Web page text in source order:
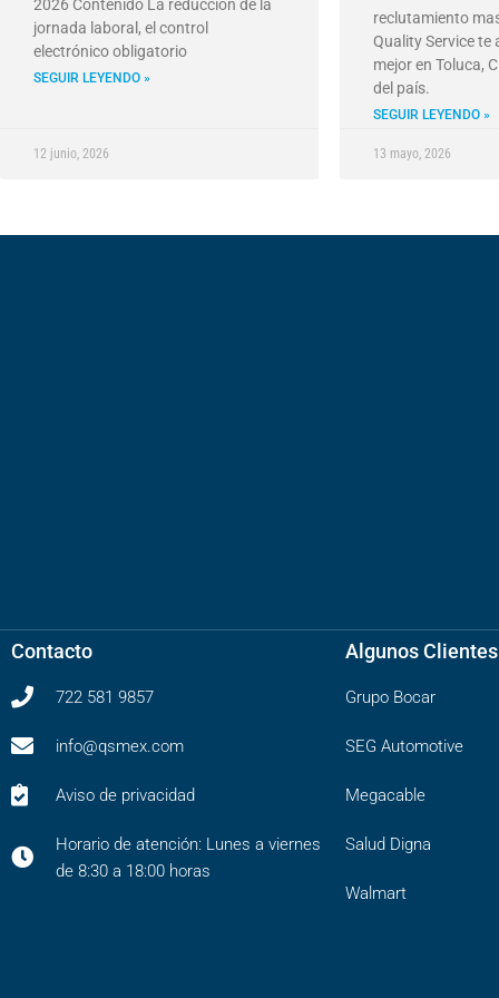
2026 Contenido La reducción de la
jornada laboral, el control
electrónico obligatorio
SEGUIR LEYENDO »
12 junio, 2026
reclutamiento
Quality Service
mejor en Toluca,
del país.
SEGUIR LEYENDO »
13 mayo, 2026
Contacto
722 581 9857
info@qsmex.com
Aviso de privacidad
Horario de atención: Lunes a viernes
de 8:30 a 18:00 horas
Algunos Clientes
Grupo Bocar
SEG Automotive
Megacable
Salud Digna
Walmart